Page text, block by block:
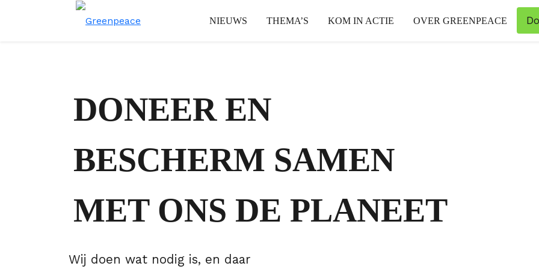
NIEUWS THEMA’S KOM IN ACTIE OVER GREENPEACE
DONEER EN
BESCHERM SAMEN
MET ONS DE PLANEET
Wij doen wat nodig is, en daar